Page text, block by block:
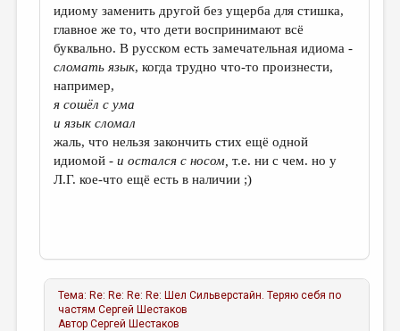
идиому заменить другой без ущерба для стишка,
главное же то, что дети воспринимают всё
буквально. В русском есть замечательная идиома -
сломать язык, когда трудно что-то произнести,
например,
я сошёл с ума
и язык сломал
жаль, что нельзя закончить стих ещё одной
идиомой -и остался с носом,т.е. ни с чем. но у
Л.Г. кое-что ещё есть в наличии ;)
Тема: Re: Re: Re: Re: Шел Сильверстайн. Теряю себя по
частям Сергей Шестаков
АвторСергей Шестаков